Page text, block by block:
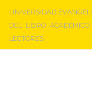
UNIVERSIDAD
DEL LIBRO
LECTORES